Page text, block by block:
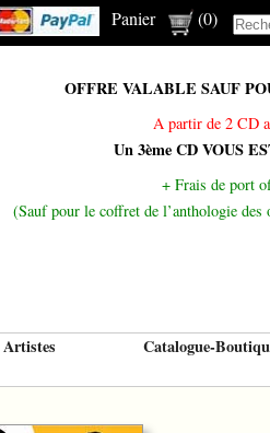
Panier (0)
OFFRE VALABLE SAUF
A partir de 2 CD
Un 3ème CD VOUS
+ Frais de port
(Sauf pour le coffret de l’anthologie
Artistes
Catalogue-